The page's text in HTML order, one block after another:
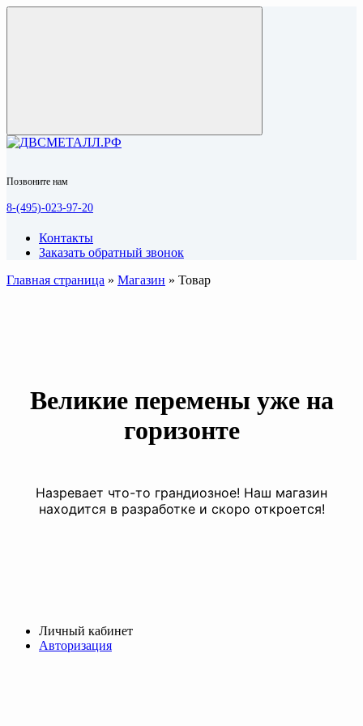
Позвоните нам
8-(495)-023-97-20
Контакты
Заказать обратный звонок
Главная страница » Магазин » Товар
Великие перемены уже на
горизонте
Назревает что-то грандиозное! Наш магазин
находится в разработке и скоро откроется!
Личный кабинет
Авторизация